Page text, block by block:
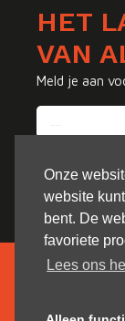
Onze
website
bent. De
favoriete
Lees ons
HET
VAN
Meld je aan